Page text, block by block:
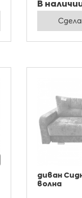
В
диван
волна